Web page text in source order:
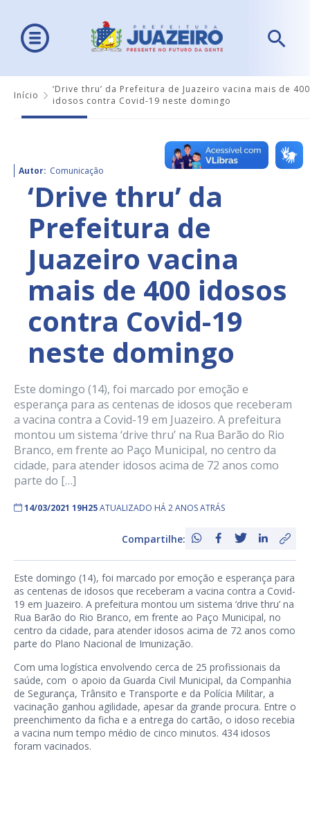
Início
‘Drive thru’ da Prefeitura de Juazeiro vacina mais de 400
idosos contra Covid-19 neste domingo
Autor: Comunicação
‘Drive thru’ da
Prefeitura de
Juazeiro vacina
mais de 400 idosos
contra Covid-19
neste domingo
Este domingo (14), foi marcado por emoção e
esperança para as centenas de idosos que receberam
a vacina contra a Covid-19 em Juazeiro. A prefeitura
montou um sistema ‘drive thru’ na Rua Barão do Rio
Branco, em frente ao Paço Municipal, no centro da
cidade, para atender idosos acima de 72 anos como
parte do […]
14/03/2021 19H25ATUALIZADO HÁ 2 ANOS ATRÁS
Compartilhe:
Este domingo (14), foi marcado por emoção e esperança para
as centenas de idosos que receberam a vacina contra a Covid-
19 em Juazeiro. A prefeitura montou um sistema ‘drive thru’ na
Rua Barão do Rio Branco, em frente ao Paço Municipal, no
centro da cidade, para atender idosos acima de 72 anos como
parte do Plano Nacional de Imunização.
Com uma logística envolvendo cerca de 25 profissionais da
saúde, com o apoio da Guarda Civil Municipal, da Companhia
de Segurança, Trânsito e Transporte e da Polícia Militar, a
vacinação ganhou agilidade, apesar da grande procura. Entre o
preenchimento da ficha e a entrega do cartão, o idoso recebia
a vacina num tempo médio de cinco minutos. 434 idosos
foram vacinados.